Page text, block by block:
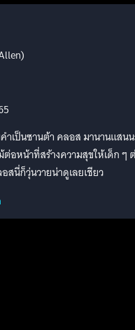
เป็นซานต้า คลอส มานานแสน
ต่อหน้าที่สร้างความสุขให้เด็ก ๆ
นี่ก็วุ่นวายน่าดูเลยเชียว